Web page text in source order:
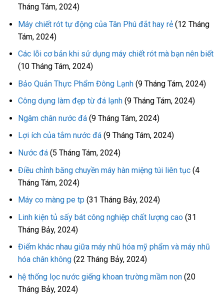
Tháng Tám, 2024)
Máy chiết rót tự động của Tân Phú đắt hay rẻ (12 Tháng
Tám, 2024)
Các lỗi cơ bản khi sử dụng máy chiết rót mà bạn nên biết
(10 Tháng Tám, 2024)
Bảo Quản Thực Phẩm Đông Lạnh (9 Tháng Tám, 2024)
Công dụng làm đẹp từ đá lạnh (9 Tháng Tám, 2024)
Ngâm chân nước đá (9 Tháng Tám, 2024)
Lợi ích của tắm nước đá (9 Tháng Tám, 2024)
Nước đá (5 Tháng Tám, 2024)
Điều chỉnh băng chuyền máy hàn miệng túi liên tục (4
Tháng Tám, 2024)
Máy co màng pe tp (31 Tháng Bảy, 2024)
Linh kiện tủ sấy bát công nghiệp chất lượng cao (31
Tháng Bảy, 2024)
Điểm khác nhau giữa máy nhũ hóa mỹ phẩm và máy nhũ
hóa chân không (22 Tháng Bảy, 2024)
hệ thống lọc nước giếng khoan trường mầm non (20
Tháng Bảy, 2024)